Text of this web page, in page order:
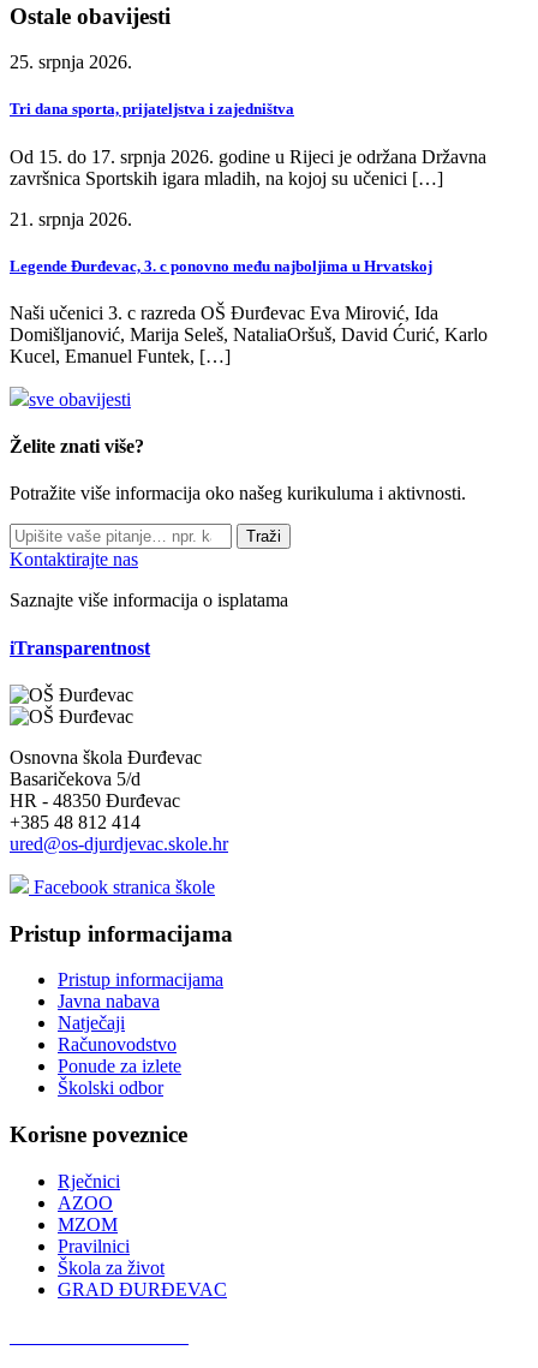
Ostale obavijesti
25. srpnja 2026.
Tri dana sporta, prijateljstva i zajedništva
Od 15. do 17. srpnja 2026. godine u Rijeci je održana Državna
završnica Sportskih igara mladih, na kojoj su učenici […]
21. srpnja 2026.
Legende Đurđevac, 3. c ponovno među najboljima u Hrvatskoj
Naši učenici 3. c razreda OŠ Đurđevac Eva Mirović, Ida
Domišljanović, Marija Seleš, NataliaOršuš, David Ćurić, Karlo
Kucel, Emanuel Funtek, […]
sve obavijesti
Želite znati više?
Potražite više informacija oko našeg kurikuluma i aktivnosti.
Traži
Kontaktirajte nas
Saznajte više informacija o isplatama
iTransparentnost
Osnovna škola Đurđevac
Basaričekova 5/d
HR - 48350 Đurđevac
+385 48 812 414
ured@os-djurdjevac.skole.hr
Facebook stranica škole
Pristup informacijama
Pristup informacijama
Javna nabava
Natječaji
Računovodstvo
Ponude za izlete
Školski odbor
Korisne poveznice
Rječnici
AZOO
MZOM
Pravilnici
Škola za život
GRAD ĐURĐEVAC